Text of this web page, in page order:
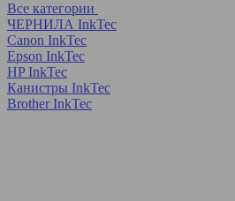
Все категории
ЧЕРНИЛА InkTec
Canon InkTec
Epson InkTec
HP InkTec
Канистры InkTec
Brother InkTec